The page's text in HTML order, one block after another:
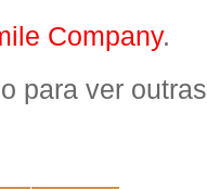
Company.
para ver